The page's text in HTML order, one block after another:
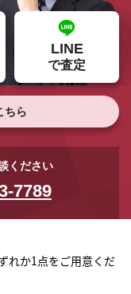
LINE
で査定
ちら
ください
7789
れか1点をご用意くだ
査定